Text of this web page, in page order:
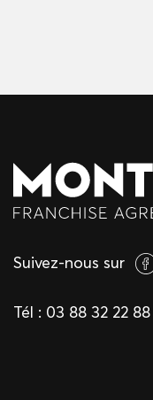
Suivez-nous sur
Tél : 03 88 32 22 88